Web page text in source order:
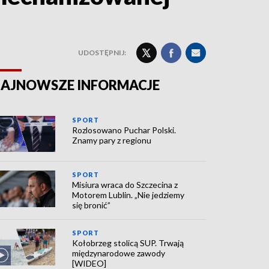
UDOSTĘPNIJ:
INFORMACJE
SPORT
Rozlosowano Puchar Polski.
Znamy pary z regionu
SPORT
Misiura wraca do Szczecina z
Motorem Lublin. „Nie jedziemy
się bronić”
SPORT
Kołobrzeg stolicą SUP. Trwają
międzynarodowe zawody
[WIDEO]